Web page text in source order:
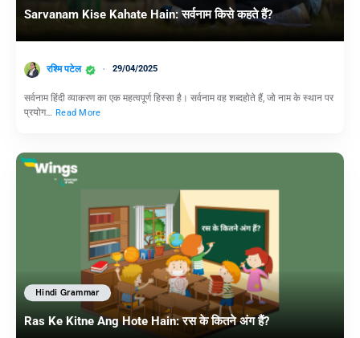
Sarvanam Kise Kahate Hain: सर्वनाम किसे कहते हैं?
रश्मि पटेल 29/04/2025
सर्वनाम हिंदी व्याकरण का एक महत्वपूर्ण हिस्सा है। सर्वनाम वह शब्दहोते हैं, जो नाम के स्थान पर
प्रयोग… Read More
Hindi Grammar
Ras Ke Kitne Ang Hote Hain: रस के कितने अंग हैं?